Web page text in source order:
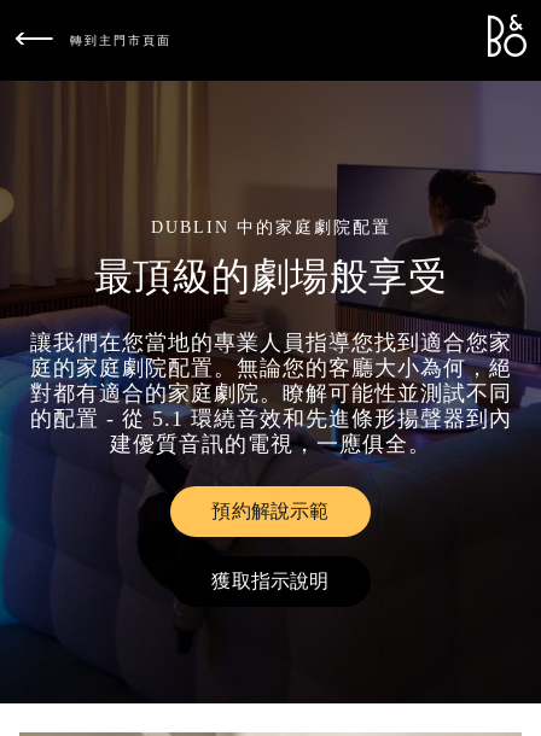
轉到主門市頁面
DUBLIN 中的家庭劇院配置
最頂級的劇場般享受
讓我們在您當地的專業人員指導您找到適合您家
庭的家庭劇院配置。無論您的客廳大小為何，絕
對都有適合的家庭劇院。瞭解可能性並測試不同
的配置 - 從 5.1 環繞音效和先進條形揚聲器到內
建優質音訊的電視，一應俱全。
預約解說示範Link Opens in New Tab
獲取指示說明Link Opens in New Tab